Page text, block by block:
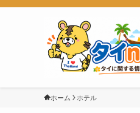
ホーム ホテル